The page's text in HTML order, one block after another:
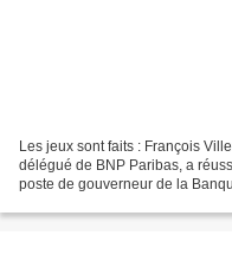
Les jeux sont faits : François
délégué de BNP Paribas, a
poste de gouverneur de la